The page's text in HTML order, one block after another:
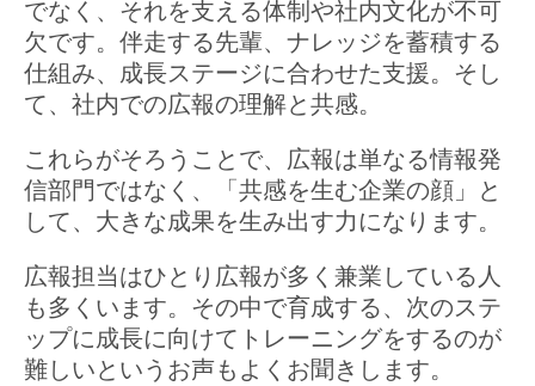
でなく、それを支える体制や社内文化が不可
欠です。伴走する先輩、ナレッジを蓄積する
仕組み、成長ステージに合わせた支援。そし
て、社内での広報の理解と共感。
これらがそろうことで、広報は単なる情報発
信部門ではなく、「共感を生む企業の顔」と
して、大きな成果を生み出す力になります。
広報担当はひとり広報が多く兼業している人
も多くいます。その中で育成する、次のステ
ップに成長に向けてトレーニングをするのが
難しいというお声もよくお聞きします。